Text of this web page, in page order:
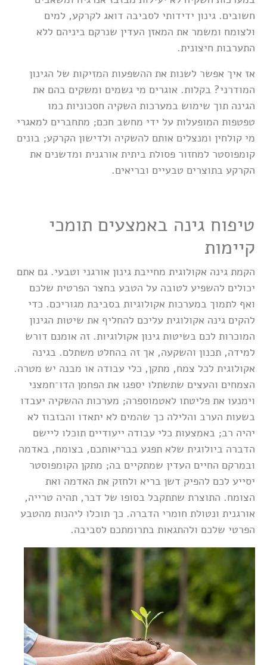
חשובים. גינון ידידותי לסביבה דואג לקרקע, למים
ולצומח ומשמר את המאזן העדין שנרקם ביניהם ללא
התערבות חיצונית.
אז איך אפשר לשנות את ההשפעות המזיקות של הגינון
המודרני? בקלות. אוגרים מי גשמים ומשקים בהם את
הגינה תוך שימוש במערכות השקיה חסכוניות כמו
טפטפות המופעלות על ידי מחשב חכם; מתחברים למאגרי
מי קולחין ומנצלים אותם להשקיה ולדישון הקרקע; בונים
קומפוסטר למחזור פסולת ביתית אורגנית ומדשנים את
הקרקע בתוצרים טבעיים ובריאים.
טיפוח גינה באמצעים תומכי
קיימות
הקמת גינה אקולוגית מחייבת גינון אורגני וטבעי. גם אתם
יכולים להשפיע לטובה על הטבע בחצר הפרטית שלכם
ואף לתמוך במערכות אקולוגיות בסביבת מגוריכם. כדי
להקים גינה אקולוגית עליכם להחליף את שיטות הגינון
המוכרות לכם בשיטות גינון אקולוגיות. זה אומנם דורש
למידה, תכנון והשקעה, אך זה בהחלט משתלם. בגינה
אקולוגית לכל צמח, מתקן, כלי עבודה או מבנה יש מטרה.
הצמחים והעצים שתשתלו יספגו את הפחמן הדו־חמצני
וימנעו את פליטתו לאטמוספרה; מערכות ההשקיה יעבדו
בשעות הערב והלילה כך שהמים לא יתאדו והבזבוז לא
יהיה רב; באמצעות כלי עבודה ייעודיים תוכלו ליישם
הדברה ביולוגית שלא תפגע בבריאותכם, בצומח, באדמה
ובמרקם החיים העדין שמתקיים בה; מתקן הקומפוסטר
יסייע לכם להפיק דשן בריא ולחזק את האדמה ואת
הצומח. התוצרת שתתקבל בסופו של דבר, תהיה טרייה,
אורגנית ונטולת חומרי הדברה. כך תוכלו ליהנות מהטבע
הפרטי שלכם ולהתגאות בתרומתכם לסביבה.